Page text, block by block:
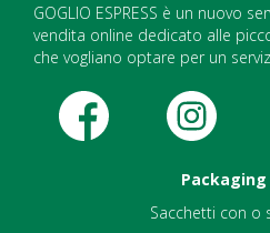
GOGLIO ESPRESS è un nuovo
vendita online dedicato alle
che vogliano optare per un
Sacchetti con o